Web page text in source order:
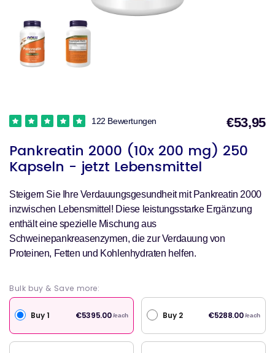
Pankreatin 2000 (10x 200 mg) 250
Kapseln - jetzt Lebensmittel
122 Bewertungen €53,95
Steigern Sie Ihre Verdauungsgesundheit mit Pankreatin 2000
inzwischen Lebensmittel! Diese leistungsstarke Ergänzung
enthält eine spezielle Mischung aus
Schweinepankreasenzymen, die zur Verdauung von
Proteinen, Fetten und Kohlenhydraten helfen.
Bulk buy & Save more:
Buy 1 €5395.00 /each Buy 2 €5288.00 /each